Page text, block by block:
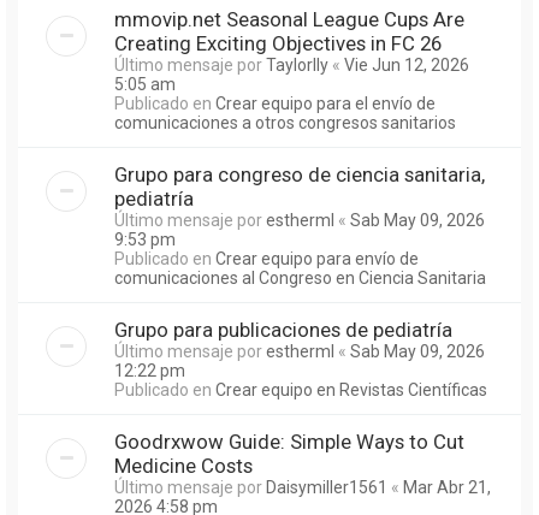
mmovip.net Seasonal League Cups Are
Creating Exciting Objectives in FC 26
Último mensaje porTaylorlly « Vie Jun 12, 2026
5:05 am
Publicado en Crear equipo para el envío de
comunicaciones a otros congresos sanitarios
Grupo para congreso de ciencia sanitaria,
pediatría
Último mensaje porestherml « Sab May 09, 2026
9:53 pm
Publicado en Crear equipo para envío de
comunicaciones al Congreso en Ciencia Sanitaria
Grupo para publicaciones de pediatría
Último mensaje porestherml « Sab May 09, 2026
12:22 pm
Publicado en Crear equipo en Revistas Científicas
Goodrxwow Guide: Simple Ways to Cut
Medicine Costs
Último mensaje por Daisymiller1561 « Mar Abr 21,
2026 4:58 pm